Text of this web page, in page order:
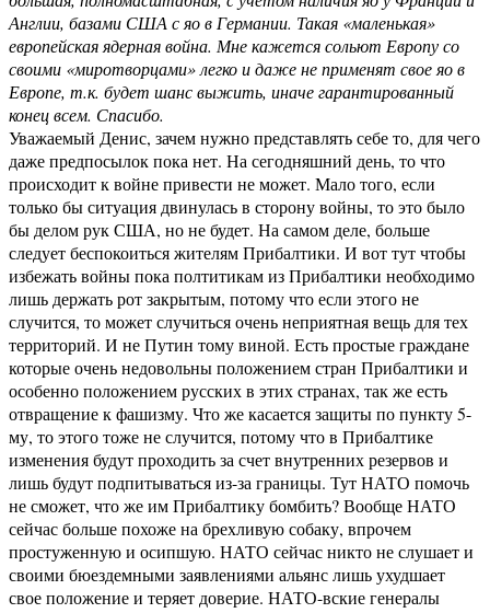
Англии, базами США с яо в Германии. Такая «маленькая»
европейская ядерная война. Мне кажется сольют Европу со
своими «миротворцами» легко и даже не применят свое яо в
Европе, т.к. будет шанс выжить, иначе гарантированный
конец всем. Спасибо.
Уважаемый Денис, зачем нужно представлять себе то, для чего
даже предпосылок пока нет. На сегодняшний день, то что
происходит к войне привести не может. Мало того, если
только бы ситуация двинулась в сторону войны, то это было
бы делом рук США, но не будет. На самом деле, больше
следует беспокоиться жителям Прибалтики. И вот тут чтобы
избежать войны пока полтитикам из Прибалтики необходимо
лишь держать рот закрытым, потому что если этого не
случится, то может случиться очень неприятная вещь для тех
территорий. И не Путин тому виной. Есть простые граждане
которые очень недовольны положением стран Прибалтики и
особенно положением русских в этих странах, так же есть
отвращение к фашизму. Что же касается защиты по пункту 5-
му, то этого тоже не случится, потому что в Прибалтике
изменения будут проходить за счет внутренних резервов и
лишь будут подпитываться из-за границы. Тут НАТО помочь
не сможет, что же им Прибалтику бомбить? Вообще НАТО
сейчас больше похоже на брехливую собаку, впрочем
простуженную и осипшую. НАТО сейчас никто не слушает и
своими бюездемными заявлениями альянс лишь ухудшает
свое положение и теряет доверие. НАТО-вские генералы